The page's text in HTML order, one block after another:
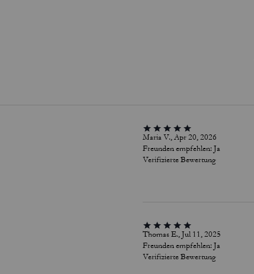
Maria V., Apr 20, 2026
Freunden empfehlen: Ja
Verifizierte Bewertung
Thomas E., Jul 11, 2025
Freunden empfehlen: Ja
Verifizierte Bewertung